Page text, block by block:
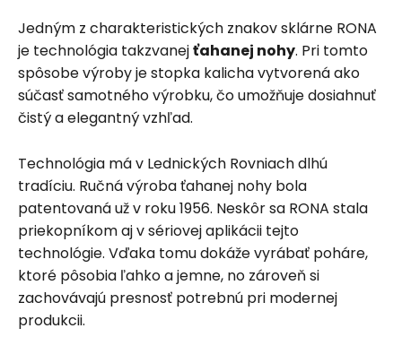
Jedným z charakteristických znakov sklárne RONA
je technológia takzvanejťahanej nohy. Pri tomto
spôsobe výroby je stopka kalicha vytvorená ako
súčasť samotného výrobku, čo umožňuje dosiahnuť
čistý a elegantný vzhľad.
Technológia má v Lednických Rovniach dlhú
tradíciu. Ručná výroba ťahanej nohy bola
patentovaná už v roku 1956. Neskôr sa RONA stala
priekopníkom aj v sériovej aplikácii tejto
technológie. Vďaka tomu dokáže vyrábať poháre,
ktoré pôsobia ľahko a jemne, no zároveň si
zachovávajú presnosť potrebnú pri modernej
produkcii.